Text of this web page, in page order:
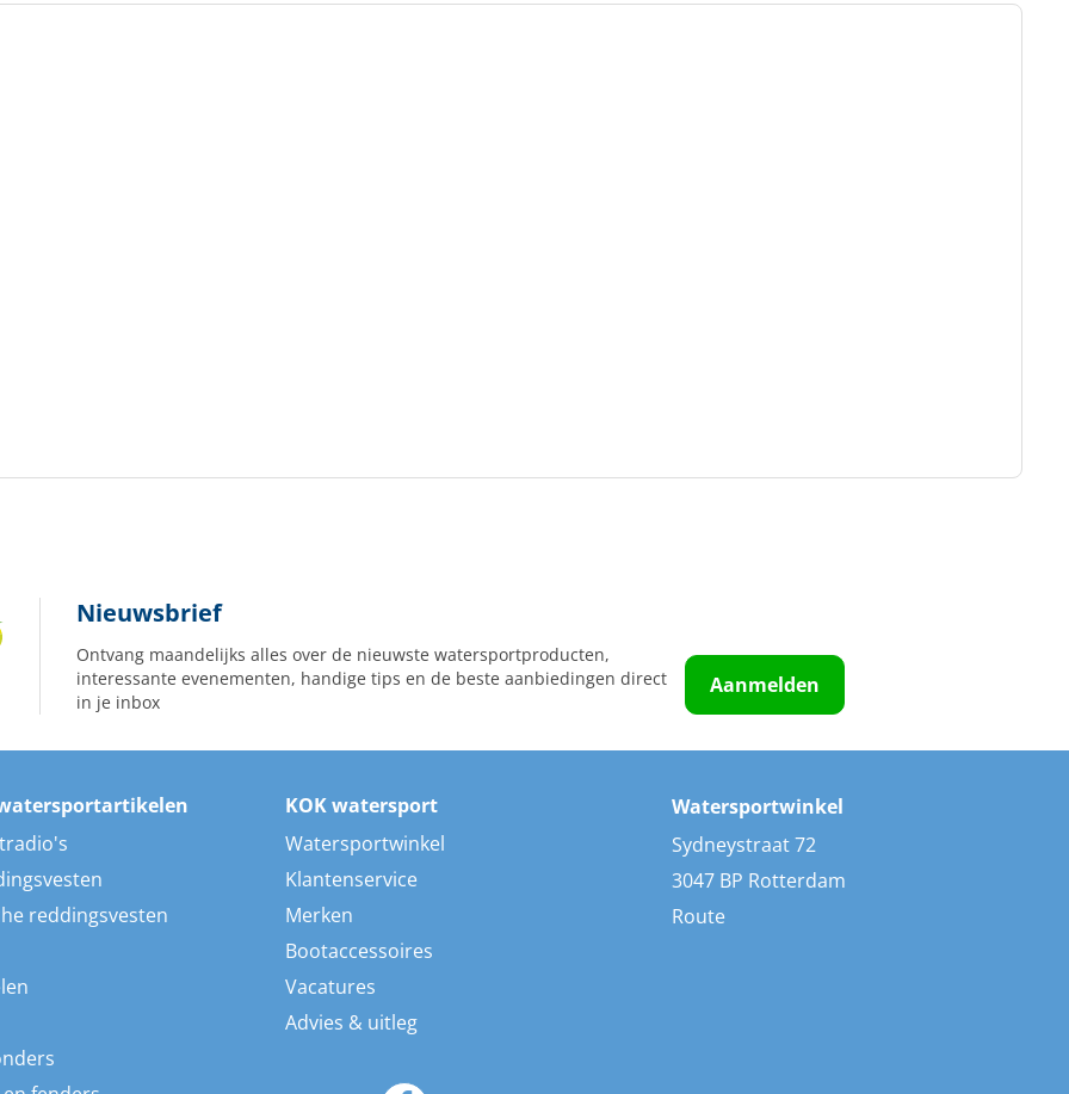
Nieuwsbrief
Ontvang maandelijks alles over de nieuwste watersportproducten,
interessante evenementen, handige tips en de beste aanbiedingen direct
in je inbox
Aanmelden
reddingsvesten
KOK watersport
Watersportwinkel
Klantenservice
Merken
Bootaccessoires
Vacatures
Advies & uitleg
Watersportwinkel
Sydneystraat 72
3047 BP Rotterdam
Route